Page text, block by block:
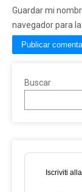
Guardar mi
navegador para
Buscar
Iscriviti